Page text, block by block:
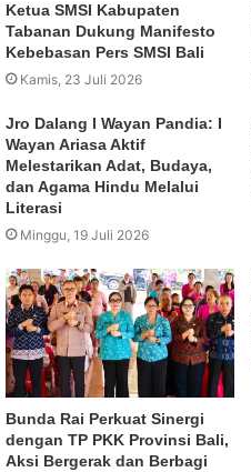
Ketua SMSI Kabupaten
Tabanan Dukung Manifesto
Kebebasan Pers SMSI Bali
Kamis, 23 Juli 2026
Jro Dalang I Wayan Pandia: I
Wayan Ariasa Aktif
Melestarikan Adat, Budaya,
dan Agama Hindu Melalui
Literasi
Minggu, 19 Juli 2026
Bunda Rai Perkuat Sinergi
dengan TP PKK Provinsi Bali,
Aksi Bergerak dan Berbagi